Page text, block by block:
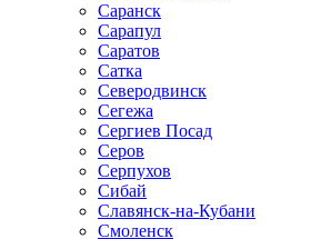
Саранск
Сарапул
Саратов
Сатка
Северодвинск
Сегежа
Сергиев Посад
Серов
Серпухов
Сибай
Славянск-на-Кубани
Смоленск